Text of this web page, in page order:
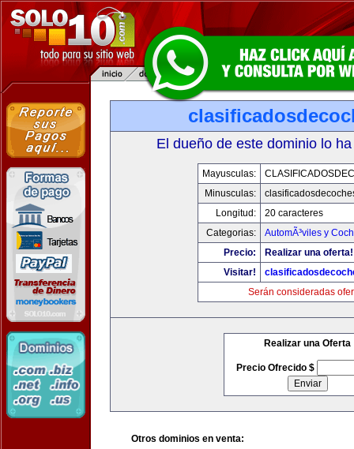
El dueño de este dominio lo
Mayusculas:
Minusculas:
Longitud:
20 caracteres
Categorias:
AutomÃ³viles y
Precio:
Realizar una oferta!
Visitar!
Serán consideradas
Realizar una Oferta
Precio Ofrecido $
Otros dominios en venta: